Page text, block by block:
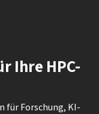
Ihre HPC-
für Forschung, KI-